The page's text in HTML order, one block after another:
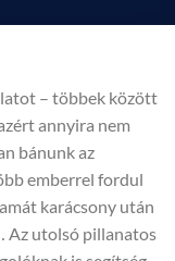
– többek között
annyira nem
bánunk az
emberrel fordul
karácsony után
Az utolsó pillanatos